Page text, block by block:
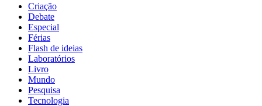
Criação
Debate
Especial
Férias
Flash de ideias
Laboratórios
Livro
Mundo
Pesquisa
Tecnologia